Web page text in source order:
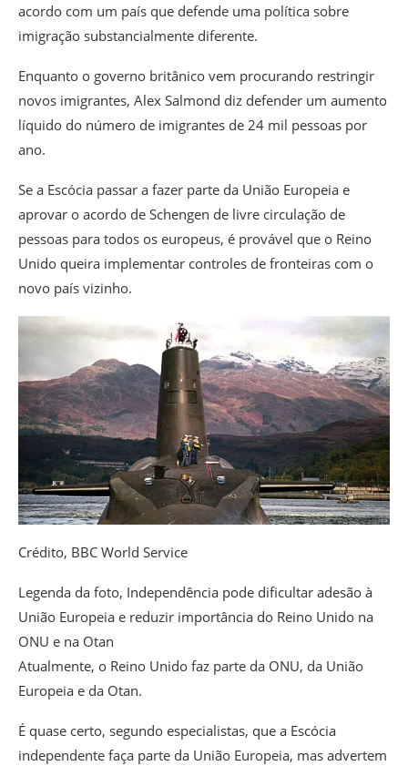
acordo com um país que defende uma política sobre
imigração substancialmente diferente.
Enquanto o governo britânico vem procurando restringir
novos imigrantes, Alex Salmond diz defender um aumento
líquido do número de imigrantes de 24 mil pessoas por
ano.
Se a Escócia passar a fazer parte da União Europeia e
aprovar o acordo de Schengen de livre circulação de
pessoas para todos os europeus, é provável que o Reino
Unido queira implementar controles de fronteiras com o
novo país vizinho.
Crédito, BBC World Service
Legenda da foto, Independência pode dificultar adesão à
União Europeia e reduzir importância do Reino Unido na
ONU e na Otan
Atualmente, o Reino Unido faz parte da ONU, da União
Europeia e da Otan.
É quase certo, segundo especialistas, que a Escócia
independente faça parte da União Europeia, mas advertem